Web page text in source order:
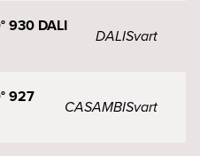
930 DALI
DALISvart
927
CASAMBISvart